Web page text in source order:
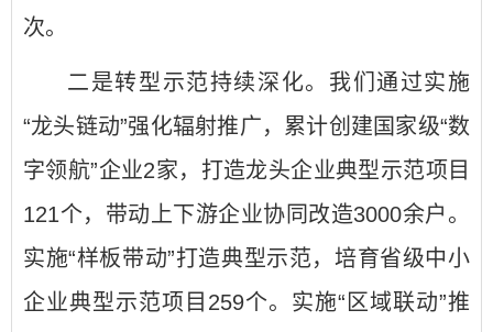
次。
二是转型示范持续深化。我们通过实施
“龙头链动”强化辐射推广，累计创建国家级“数
字领航”企业2家，打造龙头企业典型示范项目
121个，带动上下游企业协同改造3000余户。
实施“样板带动”打造典型示范，培育省级中小
企业典型示范项目259个。实施“区域联动”推